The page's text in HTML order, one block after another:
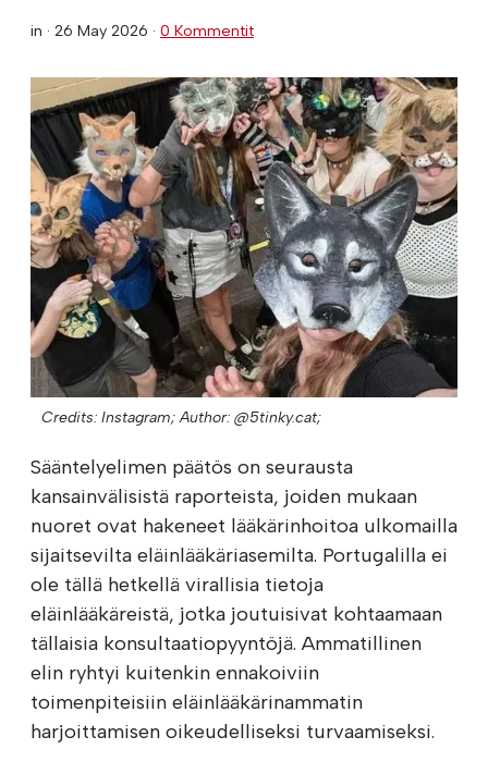
in · 26 May 2026 · 0 Kommentit
Credits: Instagram; Author: @5tinky.cat;
Sääntelyelimen päätös on seurausta
kansainvälisistä raporteista, joiden mukaan
nuoret ovat hakeneet lääkärinhoitoa ulkomailla
sijaitsevilta eläinlääkäriasemilta. Portugalilla ei
ole tällä hetkellä virallisia tietoja
eläinlääkäreistä, jotka joutuisivat kohtaamaan
tällaisia konsultaatiopyyntöjä. Ammatillinen
elin ryhtyi kuitenkin ennakoiviin
toimenpiteisiin eläinlääkärinammatin
harjoittamisen oikeudelliseksi turvaamiseksi.